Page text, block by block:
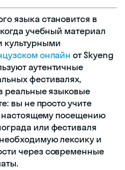
языка становится в
учебный материал
онлайн от Skyeng
аутентичные
фестивалях,
реальные языковые
вы не просто учите
настоящему посещению
или фестиваля
лексику и
через современные